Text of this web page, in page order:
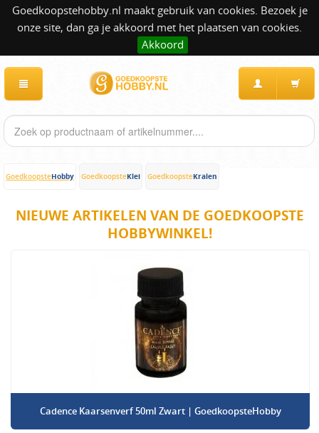
Goedkoopstehobby.nl maakt gebruik van cookies. Bezoek je
onze site, dan ga je akkoord met het plaatsen van cookies.
Akkoord
GoedkoopsteHobby GoedkoopsteKlei GoedkoopsteKralen
NIEUWE ARTIKELEN VAN DE GOEDKOOPSTE
HOBBYWINKEL!
Cadence Kaarsenverf 50ml Zwart | GoedkoopsteHobby